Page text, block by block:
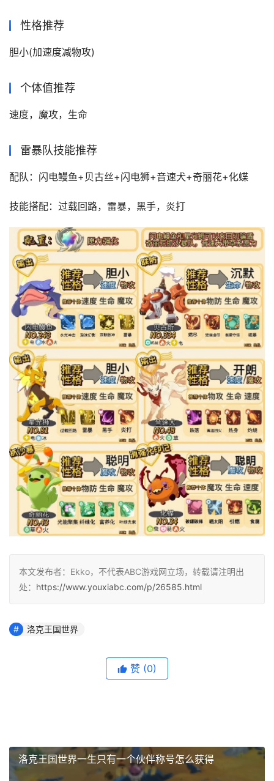
性格推荐
胆小(加速度减物攻)
个体值推荐
速度，魔攻，生命
雷暴队技能推荐
配队：闪电鳗鱼+贝古丝+闪电狮+音速犬+奇丽花+化蝶
技能搭配：过载回路，雷暴，黑手，炎打
本文发布者：Ekko，不代表ABC游戏网立场，转载请注明出
处： https://www.youxiabc.com/p/26585.html
洛克王国世界
赞 (0)
洛克王国世界一生只有一个伙伴称号怎么获得